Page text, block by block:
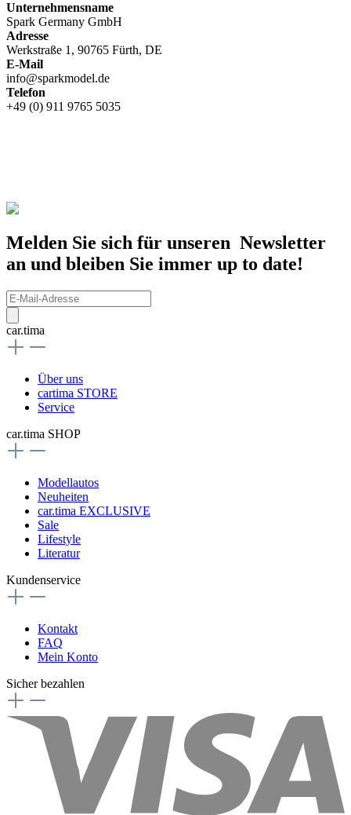
Unternehmensname
Spark Germany GmbH
Adresse
Werkstraße 1, 90765 Fürth, DE
E-Mail
info@sparkmodel.de
Telefon
+49 (0) 911 9765 5035
Melden Sie sich für unseren Newsletter
an und bleiben Sie immer up to date!
car.tima
Über uns
cartima STORE
Service
car.tima SHOP
Modellautos
Neuheiten
car.tima EXCLUSIVE
Sale
Lifestyle
Literatur
Kundenservice
Kontakt
FAQ
Mein Konto
Sicher bezahlen